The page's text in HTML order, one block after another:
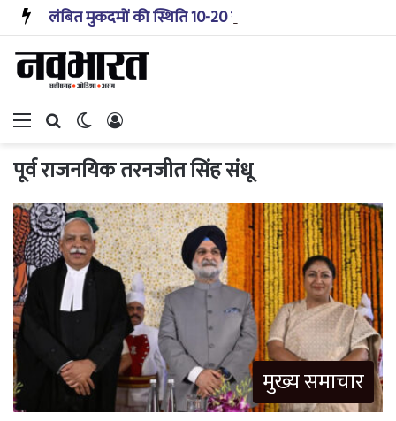
Menu Search forSwitch skin
पूर्व राजनयिक तरनजीत सिंह संधू
मुख्य समाचार